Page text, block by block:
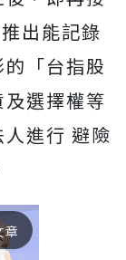
出能記錄
「台指股
選擇權等
進行 避險
章